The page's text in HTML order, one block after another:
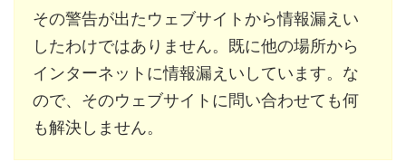
その警告が出たウェブサイトから情報漏えい
したわけではありません。既に他の場所から
インターネットに情報漏えいしています。な
ので、そのウェブサイトに問い合わせても何
も解決しません。